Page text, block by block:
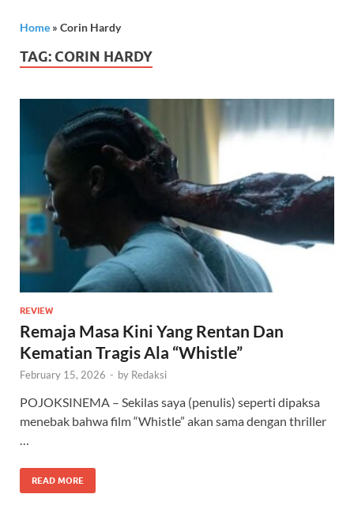
Home » Corin Hardy
TAG: CORIN HARDY
REVIEW
Remaja Masa Kini Yang Rentan Dan
Kematian Tragis Ala “Whistle”
February 15, 2026 - by Redaksi
POJOKSINEMA – Sekilas saya (penulis) seperti dipaksa
menebak bahwa film “Whistle” akan sama dengan thriller
…
READ MORE